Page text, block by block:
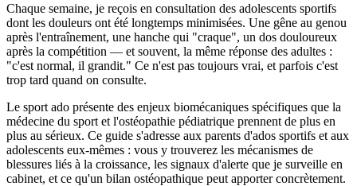
Chaque semaine, je reçois en consultation des adolescents sportifs
dont les douleurs ont été longtemps minimisées. Une gêne au genou
après l'entraînement, une hanche qui "craque", un dos douloureux
après la compétition — et souvent, la même réponse des adultes :
"c'est normal, il grandit." Ce n'est pas toujours vrai, et parfois c'est
trop tard quand on consulte.
Le sport ado présente des enjeux biomécaniques spécifiques que la
médecine du sport et l'ostéopathie pédiatrique prennent de plus en
plus au sérieux. Ce guide s'adresse aux parents d'ados sportifs et aux
adolescents eux-mêmes : vous y trouverez les mécanismes de
blessures liés à la croissance, les signaux d'alerte que je surveille en
cabinet, et ce qu'un bilan ostéopathique peut apporter concrètement.